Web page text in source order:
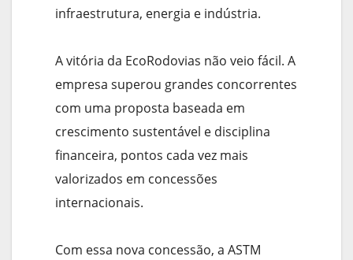
infraestrutura, energia e indústria.
A vitória da EcoRodovias não veio fácil. A
empresa superou grandes concorrentes
com uma proposta baseada em
crescimento sustentável e disciplina
financeira, pontos cada vez mais
valorizados em concessões
internacionais.
Com essa nova concessão, a ASTM